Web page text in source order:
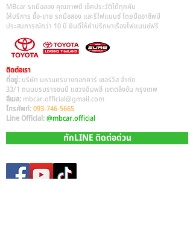
MBcar รถมือสอง คุณภาพดี เช็คประวัติได้ทุกคัน
ให้บริการ ซื้อ-ขาย รถมือสอง และรีไฟแนนซ์ โดยมืออาชีพมี
ประสบการณ์กว่า 10 ปี ยินดีให้คำปรึกษาเรื่องไฟแนนซ์ฟรี
ติดต่อเรา
ที่อยู่: บริษัท มหานครบางกอกคาร์ เซอร์วิส จำกัด
33/1 ถนนบรมราชชนนี แขวงฉิมพลี เขตตลิ่งชัน กรุงเทพ
อีเมล: mbcar.official@gmail.com
โทรศัพท์:093-746-5665
Line Official:@mbcar.official
ทักLINE ติดต่อด่วน